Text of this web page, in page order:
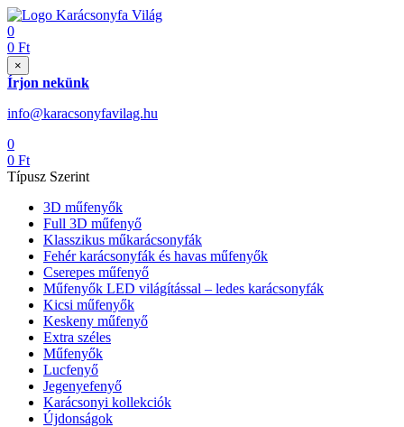
0
0 Ft
×
Írjon nekünk
info@karacsonyfavilag.hu
0
0 Ft
Típusz Szerint
3D műfenyők
Full 3D műfenyő
Klasszikus műkarácsonyfák
Fehér karácsonyfák és havas műfenyők
Cserepes műfenyő
Műfenyők LED világítással – ledes karácsonyfák
Kicsi műfenyők
Keskeny műfenyő
Extra széles
Műfenyők
Lucfenyő
Jegenyefenyő
Karácsonyi kollekciók
Újdonságok